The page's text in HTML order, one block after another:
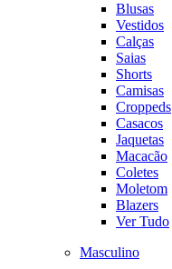
Blusas
Vestidos
Calças
Saias
Shorts
Camisas
Croppeds
Casacos
Jaquetas
Macacão
Coletes
Moletom
Blazers
Ver Tudo
Masculino